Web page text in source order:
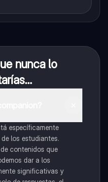
nunca lo
específicamente
los estudiantes.
contenidos que
dar a los
significativas y